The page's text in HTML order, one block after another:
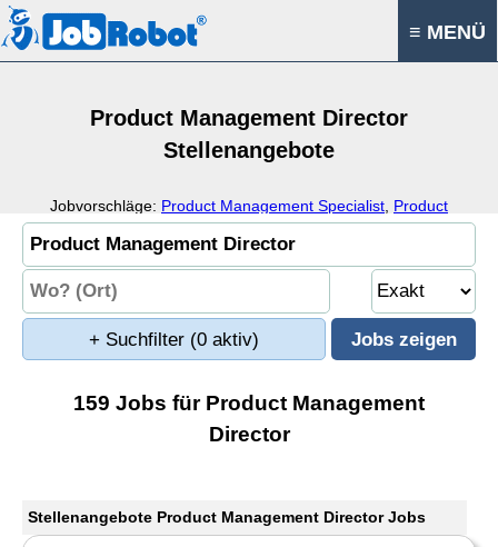
≡ MENÜ
Product Management Director
Stellenangebote
Jobvorschläge: Product Management Specialist Product
Management Consultant,Product Management Analyst,Product
+ Suchfilter (0 aktiv)
159 Jobs für Product Management
Director
Stellenangebote Product Management Director Jobs